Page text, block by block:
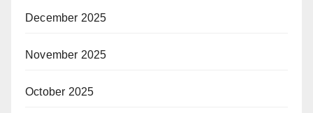
December 2025
November 2025
October 2025